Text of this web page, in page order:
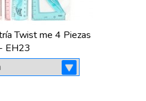
Twist me 4 Piezas
- EH23